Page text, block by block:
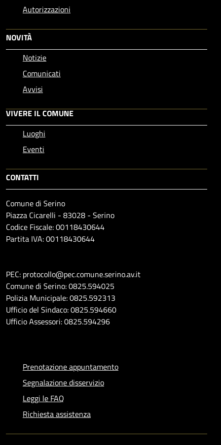
Autorizzazioni
NOVITÀ
Notizie
Comunicati
Avvisi
VIVERE IL COMUNE
Luoghi
Eventi
CONTATTI
Comune di Serino
Piazza Cicarelli - 83028 - Serino
Codice Fiscale: 00118430644
Partita IVA: 00118430644
PEC: protocollo@pec.comune.serino.av.it
Comune di Serino: 0825.594025
Polizia Municipale: 0825.592313
Ufficio del Sindaco: 0825.594660
Ufficio Assessori: 0825.594296
Prenotazione appuntamento
Segnalazione disservizio
Leggi le FAQ
Richiesta assistenza